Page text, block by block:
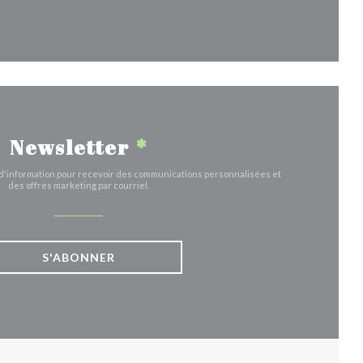
fenêtre))
Newsletter *
pour recevoir des communications personnalisées et
des offres marketing par courriel.
S'ABONNER